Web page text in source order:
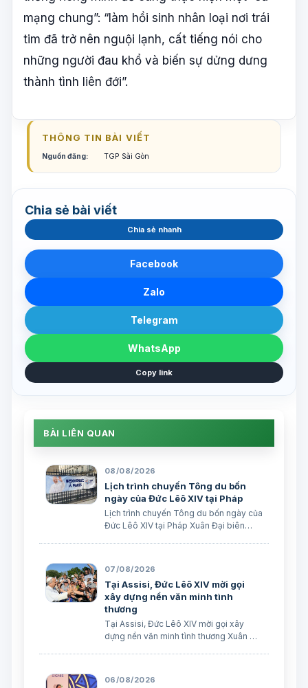
mạng chung”: “làm hồi sinh nhân loại nơi trái
tim đã trở nên nguội lạnh, cất tiếng nói cho
những người đau khổ và biến sự dửng dưng
thành tình liên đới”.
THÔNG TIN BÀI VIẾT
Nguồn đăng: TGP Sài Gòn
Chia sẻ bài viết
Chia sẻ nhanh
Facebook
Zalo
Telegram
WhatsApp
Copy link
BÀI LIÊN QUAN
08/08/2026
Lịch trình chuyến Tông du bốn
ngày của Đức Lêô XIV tại Pháp
Lịch trình chuyến Tông du bốn ngày của
Đức Lêô XIV tại Pháp Xuân Đại biên
07/08/2026
Tại Assisi, Đức Lêô XIV mời gọi
xây dựng nền văn minh tình
thương
Tại Assisi, Đức Lêô XIV mời gọi xây
dựng nền văn minh tình thương Xuân Đại
06/08/2026